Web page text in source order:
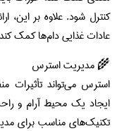
کنترل شود. علاوه بر این،
عادات غذایی دام‌ها کمک
🌾 مدیریت استرس
استرس می‌تواند تأثیرات
ایجاد یک محیط آرام و
تکنیک‌های مناسب برای